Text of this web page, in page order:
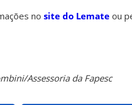
no site do Lemate ou
Assessoria da Fapesc